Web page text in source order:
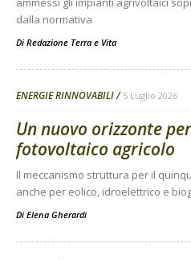
dalla normativa
Di Redazione Terra e Vita
ENERGIE RINNOVABILI 5 Luglio 2026
Un nuovo orizzonte
fotovoltaico agricolo
Il meccanismo struttura per il
anche per eolico, idroelettrico e
Di Elena Gherardi